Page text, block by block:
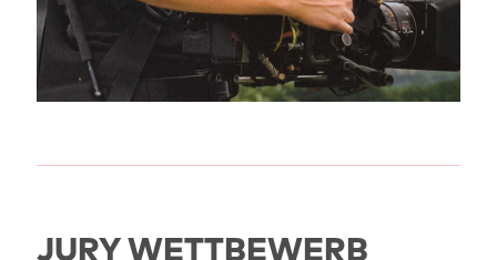
JURY WETTBEWERB